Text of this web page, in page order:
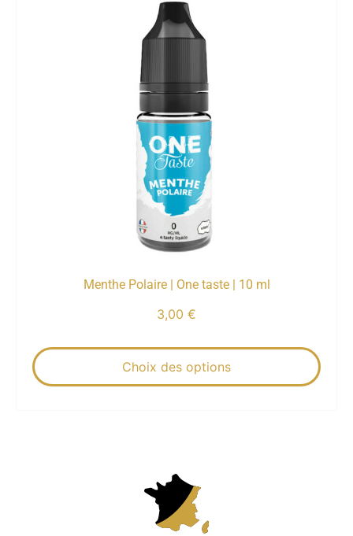
Menthe Polaire | One taste | 10 ml
3,00 €
Choix des options